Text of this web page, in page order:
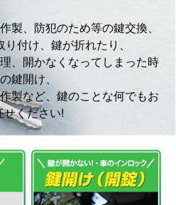
製、防犯のため等の鍵交換、
付け、鍵が折れたり、
、開かなくなってしまった時
の鍵開け、
製など、鍵のことな何でもお
せください!